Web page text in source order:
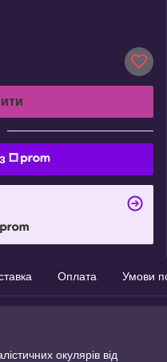
Оплата Умови
окулярів від